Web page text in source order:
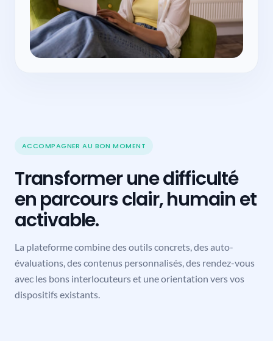
ACCOMPAGNER AU BON MOMENT
Transformer une difficulté
en parcours clair, humain et
activable.
La plateforme combine des outils concrets, des auto-
évaluations, des contenus personnalisés, des rendez-vous
avec les bons interlocuteurs et une orientation vers vos
dispositifs existants.